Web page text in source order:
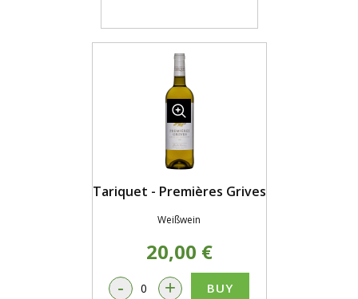
Tariquet - Premières Grives
Weißwein
20,00 €
- + BUY